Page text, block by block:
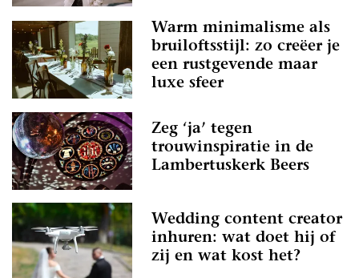
Warm minimalisme als
bruiloftsstijl: zo creëer je
een rustgevende maar
luxe sfeer
Zeg ‘ja’ tegen
trouwinspiratie in de
Lambertuskerk Beers
Wedding content creator
inhuren: wat doet hij of
zij en wat kost het?